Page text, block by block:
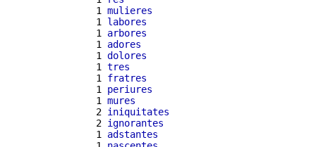
  1
mulieres
  1
labores
  1
arbores
  1
adores
  1
dolores
  1
tres
  1
fratres
  1
periures
  1
mures
  2
iniquitates
  2
ignorantes
  1
adstantes